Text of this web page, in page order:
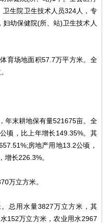
生院卫生技术人员324人，专
幼保健院(所、站)卫生技术人
场地面积57.7万平方米。全
末耕地保有量521675亩。全
顷，比上年增长149.35%。其
房地产用地13.2公顷，
增长226.3%。
万立方米。
总用水量3827万立方米，其
152万立方米，农业用水2967